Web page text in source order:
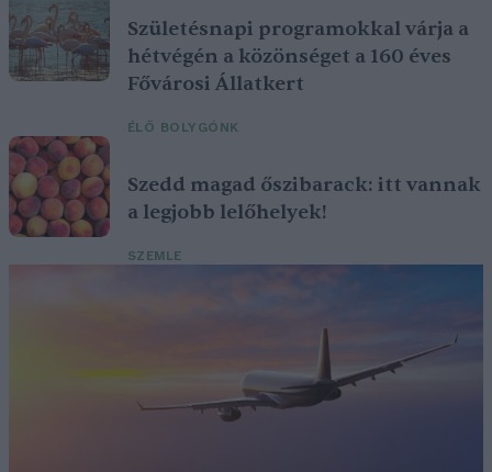
Születésnapi programokkal várja a
hétvégén a közönséget a 160 éves
Fővárosi Állatkert
ÉLŐ BOLYGÓNK
Szedd magad őszibarack: itt vannak
a legjobb lelőhelyek!
SZEMLE